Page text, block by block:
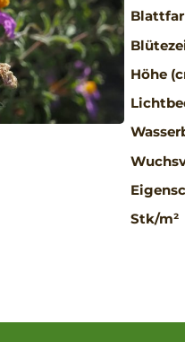
Höhe
Stk/m²